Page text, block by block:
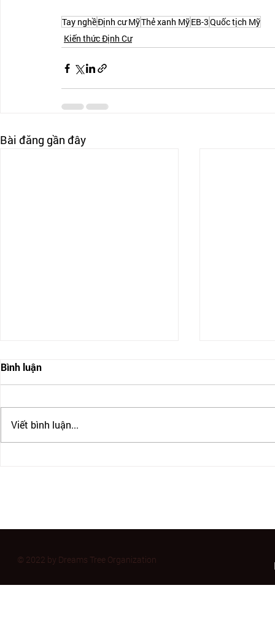
Tay nghềĐịnh cư MỹThẻ xanh MỹEB-3Quốc tịch Mỹ
Kiến thức Định Cư
Bài đăng gần đây
Bình luận
Viết bình luận...
© 2022 by Dreams Tree Organization